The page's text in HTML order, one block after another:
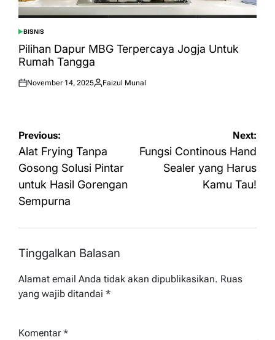
POSTED
IN
BISNIS
Pilihan Dapur MBG Terpercaya Jogja Untuk
Rumah Tangga
Posted
November 14, 2025
Posted
Faizul Munal
Navigasi
pos
Previous:
Alat Frying Tanpa
Gosong Solusi Pintar
untuk Hasil Gorengan
Sempurna
Next:
Fungsi Continous Hand
Sealer yang Harus
Kamu Tau!
Tinggalkan Balasan
Alamat email Anda tidak akan dipublikasikan. Ruas
yang wajib ditandai *
Komentar*